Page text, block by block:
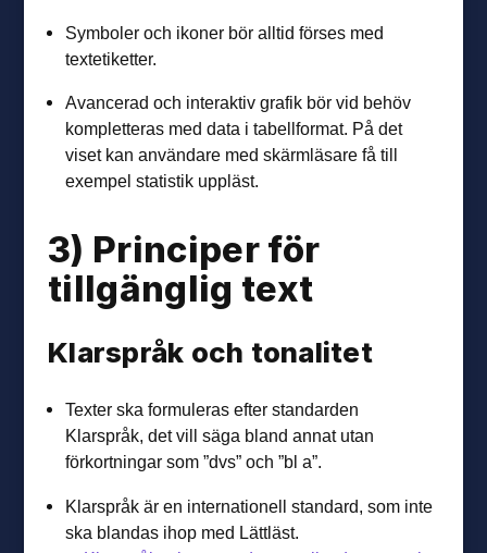
Symboler och ikoner bör alltid förses med
textetiketter.
Avancerad och interaktiv grafik bör vid behöv
kompletteras med data i tabellformat. På det
viset kan användare med skärmläsare få till
exempel statistik uppläst.
3) Principer för
tillgänglig text
Klarspråk och tonalitet
Texter ska formuleras efter standarden
Klarspråk, det vill säga bland annat utan
förkortningar som ”dvs” och ”bl a”.
Klarspråk är en internationell standard, som inte
ska blandas ihop med Lättläst.